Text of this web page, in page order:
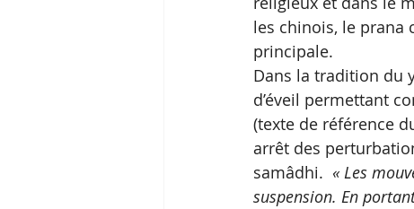
les chinois, le prana
principale.
Dans la tradition du
d’éveil permettant
(texte de référence
arrêt des
samâdhi. « Les
suspension. En